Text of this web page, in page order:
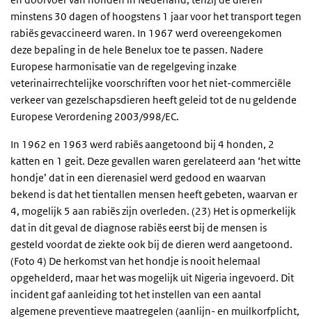
minstens 30 dagen of hoogstens 1 jaar voor het transport tegen
rabiës gevaccineerd waren. In 1967 werd overeengekomen
deze bepaling in de hele Benelux toe te passen. Nadere
Europese harmonisatie van de regelgeving inzake
veterinairrechtelijke voorschriften voor het niet-commerciële
verkeer van gezelschapsdieren heeft geleid tot de nu geldende
Europese Verordening 2003/998/EC.
In 1962 en 1963 werd rabiës aangetoond bij 4 honden, 2
katten en 1 geit. Deze gevallen waren gerelateerd aan ‘het witte
hondje’ dat in een dierenasiel werd gedood en waarvan
bekend is dat het tientallen mensen heeft gebeten, waarvan er
4, mogelijk 5 aan rabiës zijn overleden. (23) Het is opmerkelijk
dat in dit geval de diagnose rabiës eerst bij de mensen is
gesteld voordat de ziekte ook bij de dieren werd aangetoond.
(Foto 4) De herkomst van het hondje is nooit helemaal
opgehelderd, maar het was mogelijk uit Nigeria ingevoerd. Dit
incident gaf aanleiding tot het instellen van een aantal
algemene preventieve maatregelen (aanlijn- en muilkorfplicht,